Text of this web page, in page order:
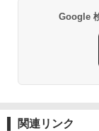
Google
関連リンク